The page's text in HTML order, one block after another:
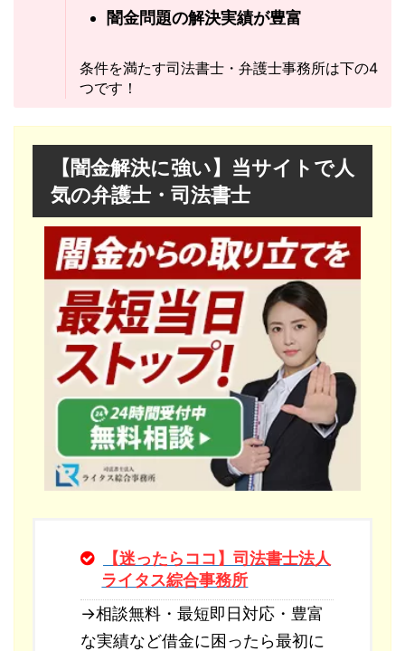
闇金問題の解決実績が豊富
条件を満たす司法書士・弁護士事務所は下の4
つです！
【闇金解決に強い】当サイトで人
気の弁護士・司法書士
【迷ったらココ】司法書士法人
ライタス綜合事務所
→相談無料・最短即日対応・豊富
な実績など借金に困ったら最初に